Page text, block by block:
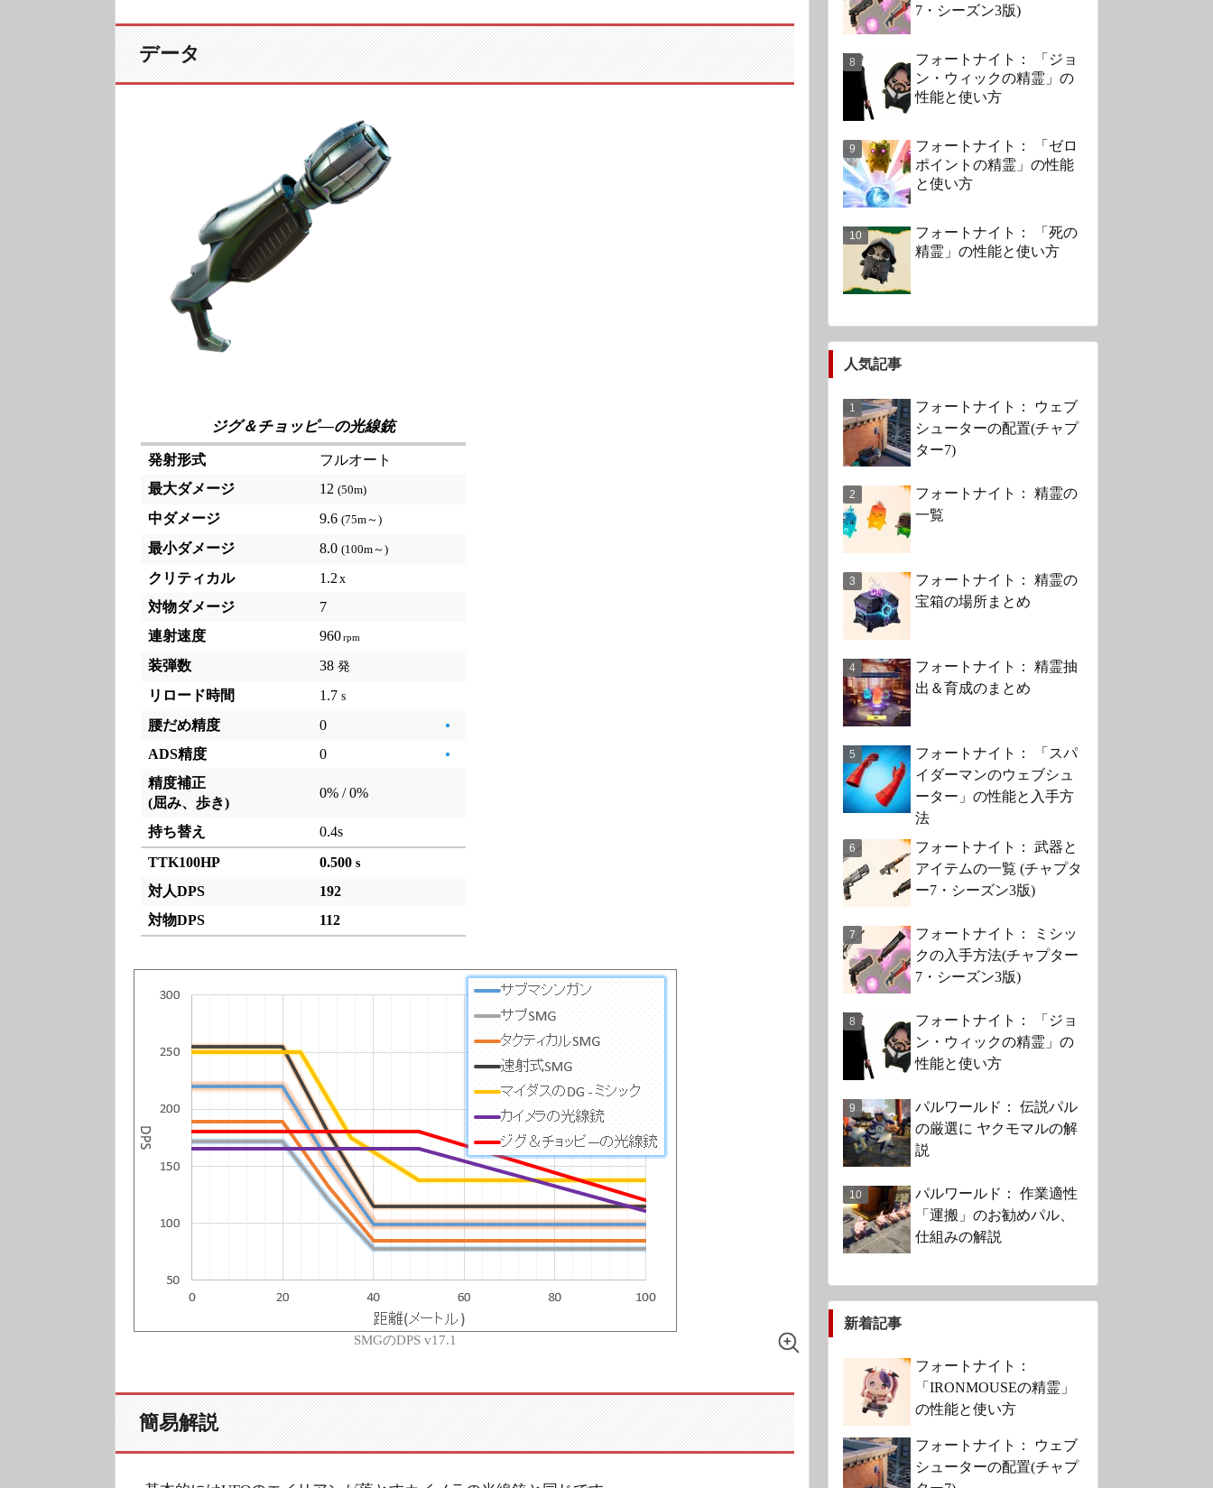
データ
ジグ＆チョッピ―の光線銃
発射形式
フルオート
最大ダメージ
12 (50m)
中ダメージ 9.6 (75m～)
最小ダメージ 8.0 (100m～)
クリティカル
1.2
対物ダメージ
7
連射速度
960
装弾数
38 発
リロード時間 1.7 s
腰だめ精度
0
ADS精度
0
精度補正
(屈み、歩き)
0% / 0%
持ち替え
0.4s
TTK100HP
0.500 s
対人DPS
192
対物DPS
112
SMGのDPS v17.1
簡易解説
7・シーズン3版)
フォートナイト： 「ジョ
ン・ウィックの精霊」の
性能と使い方
フォートナイト： 「ゼロ
ポイントの精霊」の性能
と使い方
フォートナイト： 「死の
精霊」の性能と使い方
人気記事
フォートナイト： ウェブ
シューターの配置(チャプ
ター7)
フォートナイト： 精霊の
一覧
フォートナイト： 精霊の
宝箱の場所まとめ
フォートナイト： 精霊抽
出＆育成のまとめ
フォートナイト： 「スパ
イダーマンのウェブシュ
ーター」の性能と入手方
法
フォートナイト： 武器と
アイテムの一覧 (チャプタ
ー7・シーズン3版)
フォートナイト： ミシッ
クの入手方法(チャプター
7・シーズン3版)
フォートナイト： 「ジョ
ン・ウィックの精霊」の
性能と使い方
パルワールド： 伝説パル
の厳選に ヤクモマルの解
説
パルワールド： 作業適性
「運搬」のお勧めパル、
仕組みの解説
新着記事
フォートナイト：
「IRONMOUSEの精霊」
の性能と使い方
フォートナイト： ウェブ
シューターの配置(チャプ